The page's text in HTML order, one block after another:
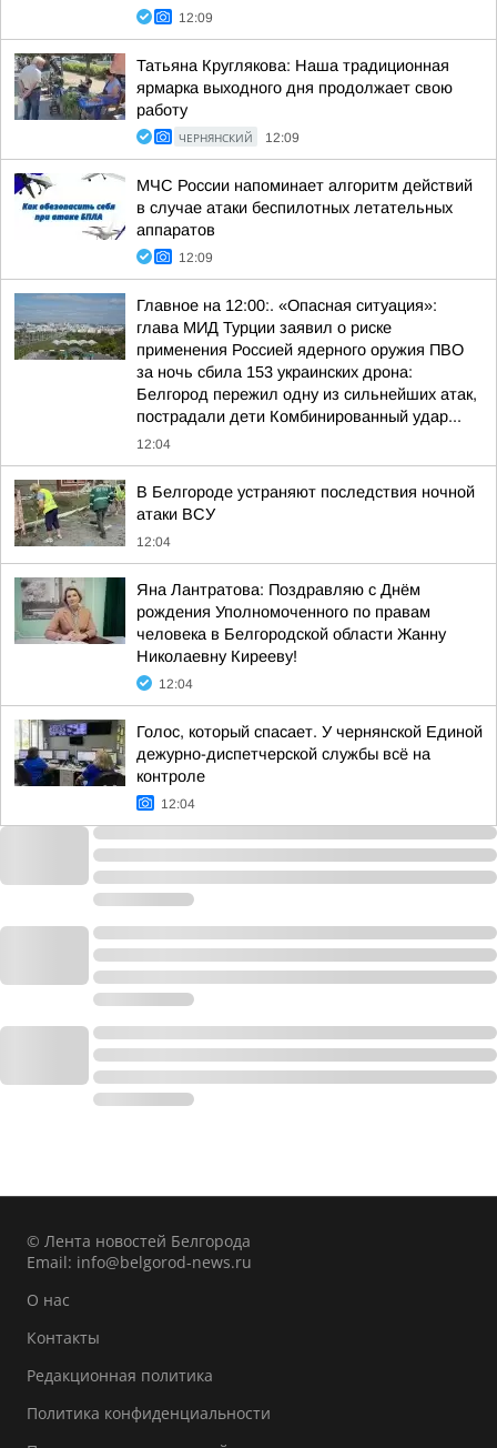
12:09
Татьяна Круглякова: Наша традиционная
ярмарка выходного дня продолжает свою
работу
ЧЕРНЯНСКИЙ 12:09
МЧС России напоминает алгоритм действий
в случае атаки беспилотных летательных
аппаратов
12:09
Главное на 12:00:. «Опасная ситуация»:
глава МИД Турции заявил о риске
применения Россией ядерного оружия ПВО
за ночь сбила 153 украинских дрона:
Белгород пережил одну из сильнейших атак,
пострадали дети Комбинированный удар...
12:04
В Белгороде устраняют последствия ночной
атаки ВСУ
12:04
Яна Лантратова: Поздравляю с Днём
рождения Уполномоченного по правам
человека в Белгородской области Жанну
Николаевну Кирееву!
12:04
Голос, который спасает. У чернянской Единой
дежурно-диспетчерской службы всё на
контроле
12:04
© Лента новостей Белгорода
Email: info@belgorod-news.ru
О нас
Контакты
Редакционная политика
Политика конфиденциальности